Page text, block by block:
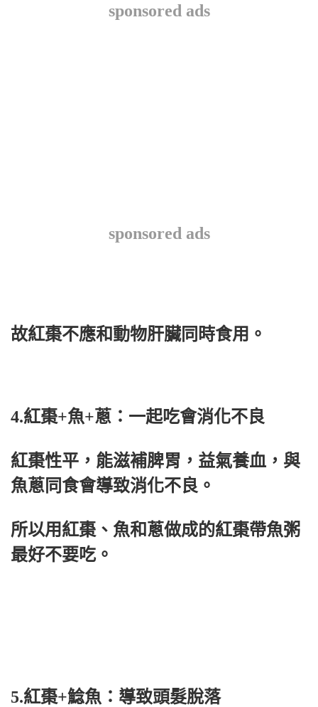
sponsored ads
sponsored ads
故紅棗不應和動物肝臟同時食用。
4.紅棗+魚+蔥：一起吃會消化不良
紅棗性平，能滋補脾胃，益氣養血，與
魚蔥同食會導致消化不良。
所以用紅棗、魚和蔥做成的紅棗帶魚粥
最好不要吃。
5.紅棗+鯰魚：導致頭髮脫落